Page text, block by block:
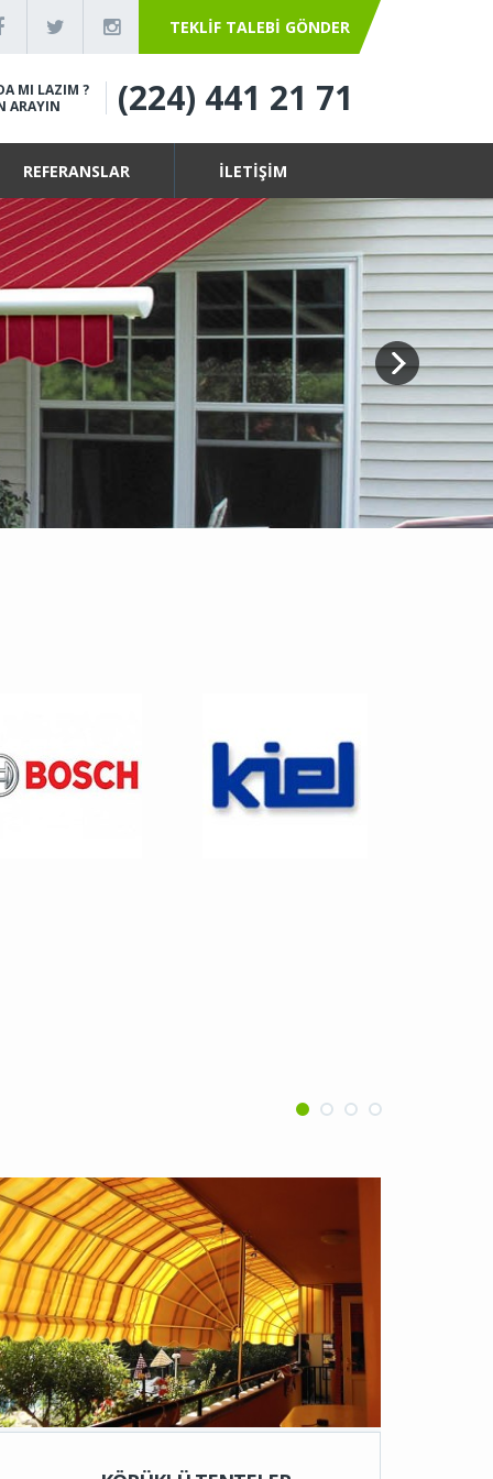
TEKLIF TALEBI GÖNDER
MI LAZIM ?
ARAYIN
(224) 441 21 71
REFERANSLAR İLETİŞİM